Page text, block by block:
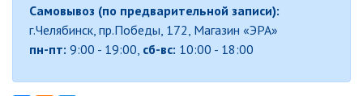
БАКТЕРИЦИДНЫЕ ЛАМПЫ
ДАТЧИКИ ДВИЖЕНИЯ И
Самовывоз (по предварительной записи):
г.Челябинск, пр.Победы, 172, Магазин «ЭРА»
пн-пт: 9:00 - 19:00, сб-вс: 10:00 - 18:00